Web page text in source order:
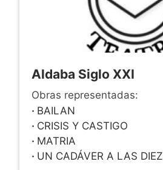
Aldaba Siglo XXI
Obras representadas:
· BAILAN
· CRISIS Y CASTIGO
· MATRIA
· UN CADÁVER A LAS DIEZ